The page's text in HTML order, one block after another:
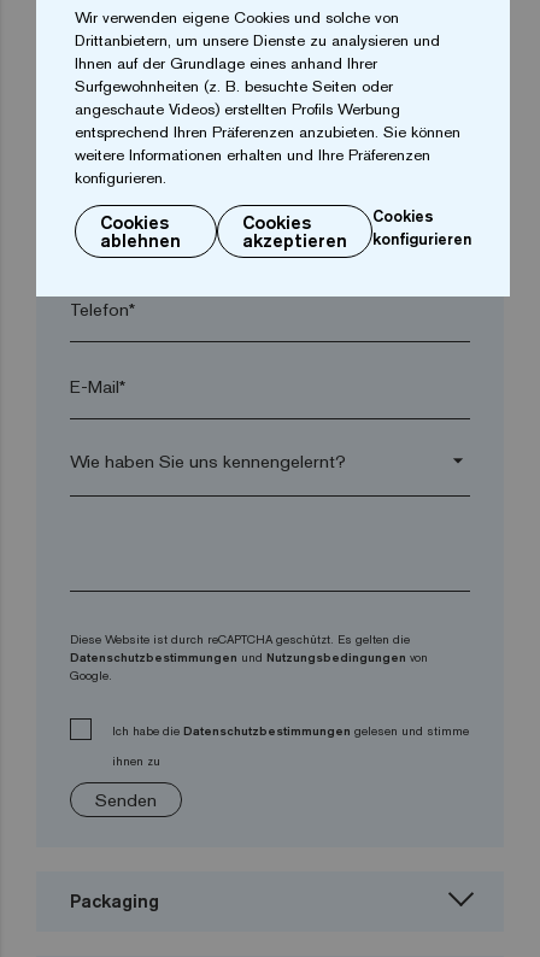
Ort*
Postleitzahl*
Telefon*
E-Mail*
arrow_drop_down
Diese Website ist durch reCAPTCHA geschützt. Es gelten die
Datenschutzbestimmungen und Nutzungsbedingungen von
Google.
Ich habe die Datenschutzbestimmungen gelesen und stimme
ihnen zu
Senden
Packaging
Wir verwenden eigene Cookies und solche von
Drittanbietern, um unsere Dienste zu analysieren und
Ihnen auf der Grundlage eines anhand Ihrer
Surfgewohnheiten (z. B. besuchte Seiten oder
angeschaute Videos) erstellten Profils Werbung
entsprechend Ihren Präferenzen anzubieten. Sie können
weitere Informationen erhalten und Ihre Präferenzen
konfigurieren.
Cookies
ablehnen
Cookies
akzeptieren
Cookies
konfigurieren